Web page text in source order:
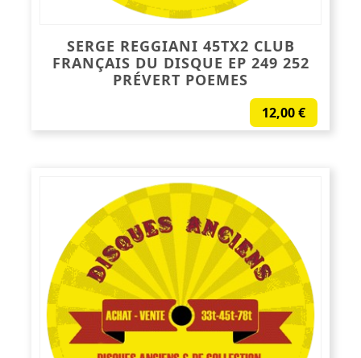
SERGE REGGIANI 45TX2 CLUB
FRANÇAIS DU DISQUE EP 249 252
PRÉVERT POEMES
12,00€